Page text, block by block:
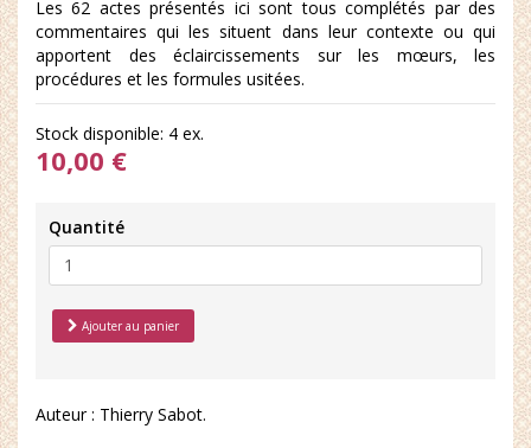
Les 62 actes présentés ici sont tous complétés par des
commentaires qui les situent dans leur contexte ou qui
apportent des éclaircissements sur les mœurs, les
procédures et les formules usitées.
Disponibilité:
Stock disponible: 4 ex.
10,00 €
Quantité
Ajouter au panier
Auteur : Thierry Sabot.